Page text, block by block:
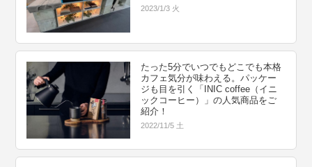
2023/1/3 火
たった5分でいつでもどこでも本格
カフェ気分が味わえる。パッケー
ジも目を引く「INIC coffee（イニ
ックコーヒー）」の人気商品をご
紹介！
2022/11/5 土